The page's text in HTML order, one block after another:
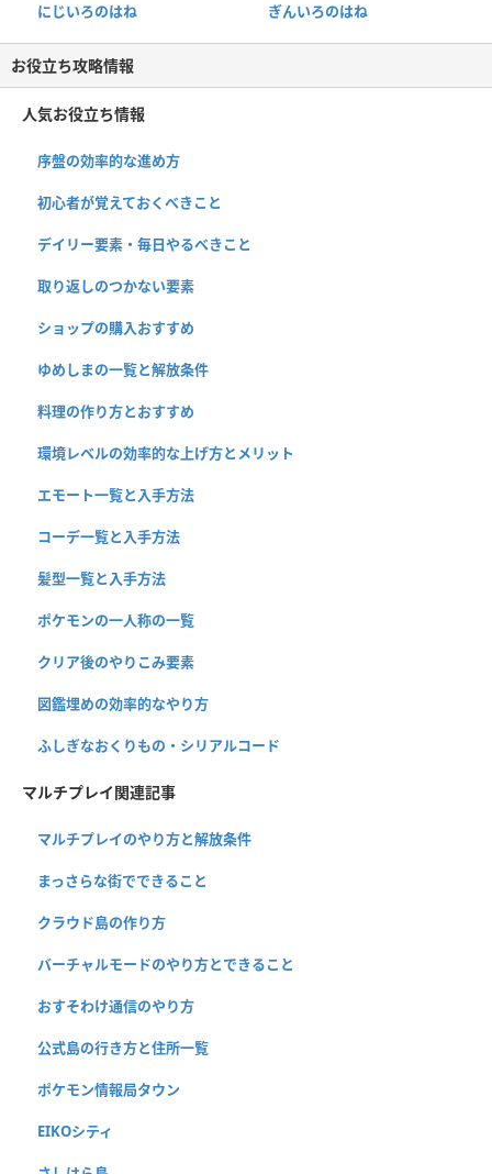
にじいろのはね ぎんいろのはね
お役立ち攻略情報
人気お役立ち情報
序盤の効率的な進め方
初心者が覚えておくべきこと
デイリー要素・毎日やるべきこと
取り返しのつかない要素
ショップの購入おすすめ
ゆめしまの一覧と解放条件
料理の作り方とおすすめ
環境レベルの効率的な上げ方とメリット
エモート一覧と入手方法
コーデ一覧と入手方法
髪型一覧と入手方法
ポケモンの一人称の一覧
クリア後のやりこみ要素
図鑑埋めの効率的なやり方
ふしぎなおくりもの・シリアルコード
マルチプレイ関連記事
マルチプレイのやり方と解放条件
まっさらな街でできること
クラウド島の作り方
バーチャルモードのやり方とできること
おすそわけ通信のやり方
公式島の行き方と住所一覧
ポケモン情報局タウン
EIKOシティ